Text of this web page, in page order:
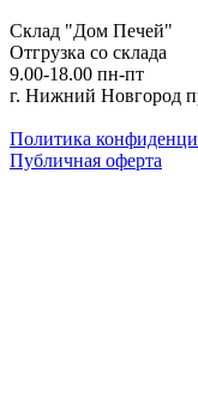
Склад "Дом Печей"
Отгрузка со склада
9.00-18.00 пн-пт
г. Нижний Новгород
Политика
Публичная оферта